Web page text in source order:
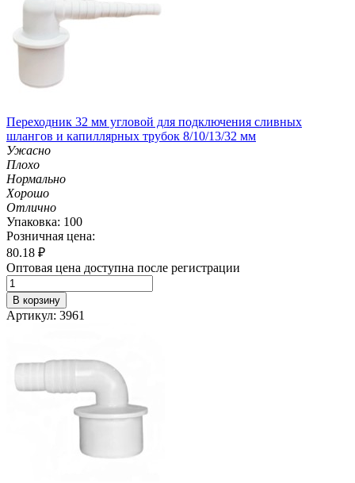
Переходник 32 мм угловой для подключения сливных
шлангов и капиллярных трубок 8/10/13/32 мм
Ужасно
Плохо
Нормально
Хорошо
Отлично
Упаковка: 100
Розничная цена:
80.18 ₽
Оптовая цена доступна после регистрации
В корзину
Артикул: 3961